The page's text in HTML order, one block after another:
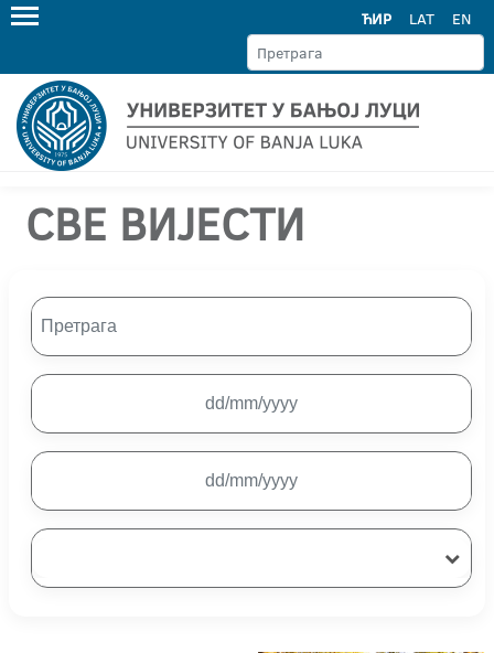
ЋИР LAT EN
СВЕ ВИЈЕСТИ